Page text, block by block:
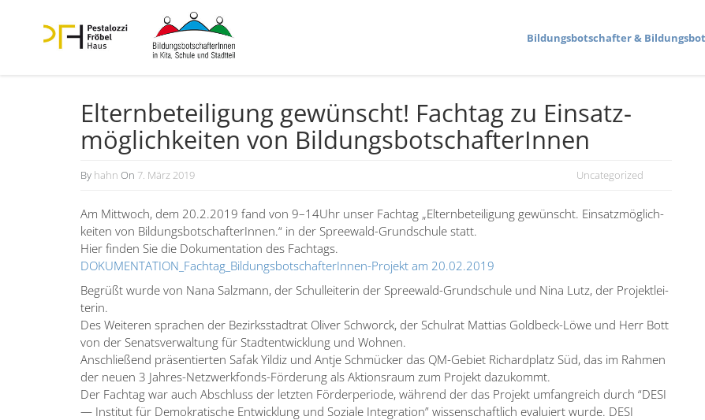
Bildungs­bot­schafter &
Eltern­be­tei­ligung gewünscht! Fachtag zu Einsatz­
mög­lich­keiten von Bildungs­bot­schaf­te­rInnen
By hahn On 7. März 2019
2019
Uncategorized
Am Mittwoch, dem 20.2.2019 fand von 9–14Uhr unser Fachtag „Eltern­be­tei­ligung gewünscht. Einsatz­mög­lich­
keiten von Bildungs­bot­schaf­te­rInnen.“ in der Spreewald-Grund­schule statt.
Hier finden Sie die Dokumen­tation des Fachtags.
DOKUMEN­TA­TI­ON_­Fach­ta­g_­Bil­dungs­bot­schaf­te­rInnen-Projekt am 20.02.2019
Begrüßt wurde von Nana Salzmann, der Schul­lei­terin der Spreewald-Grund­schule und Nina Lutz, der Projekt­lei­
terin.
Des Weiteren sprachen der Bezirks­stadtrat Oliver Schworck, der Schulrat Mattias Goldbeck-Löwe und Herr Bott
von der Senats­ver­waltung für Stadt­ent­wicklung und Wohnen.
Anschließend präsen­tierten Safak Yildiz und Antje Schmücker das QM-Gebiet Richard­platz Süd, das im Rahmen
der neuen 3 Jahres-Netzwerk­fonds-Förderung als Aktionsraum zum Projekt dazukommt.
Der Fachtag war auch Abschluss der letzten Förder­pe­riode, während der das Projekt umfang­reich durch “DESI
— Institut für Demokra­tische Entwicklung und Soziale Integration” wissen­schaftlich evaluiert wurde. DESI